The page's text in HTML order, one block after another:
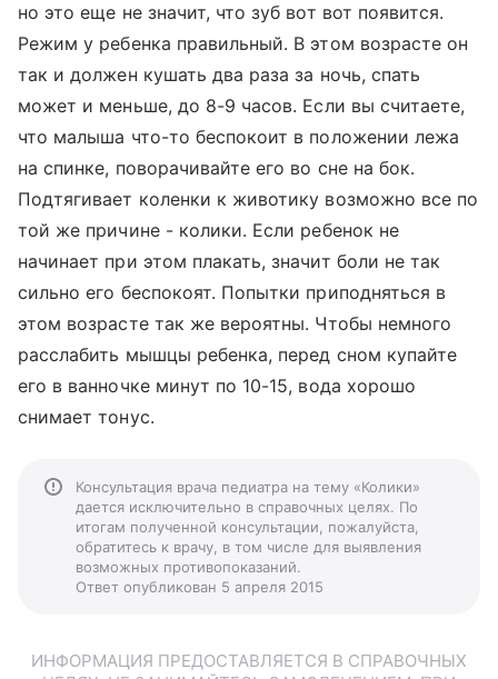
но это еще не значит, что зуб вот вот появится.
Режим у ребенка правильный. В этом возрасте он
так и должен кушать два раза за ночь, спать
может и меньше, до 8-9 часов. Если вы считаете,
что малыша что-то беспокоит в положении лежа
на спинке, поворачивайте его во сне на бок.
Подтягивает коленки к животику возможно все по
той же причине - колики. Если ребенок не
начинает при этом плакать, значит боли не так
сильно его беспокоят. Попытки приподняться в
этом возрасте так же вероятны. Чтобы немного
расслабить мышцы ребенка, перед сном купайте
его в ванночке минут по 10-15, вода хорошо
снимает тонус.
Консультация врача педиатра на тему «Колики»
дается исключительно в справочных целях. По
итогам полученной консультации, пожалуйста,
обратитесь к врачу, в том числе для выявления
возможных противопоказаний.
Ответ опубликован 5 апреля 2015
ИНФОРМАЦИЯ ПРЕДОСТАВЛЯЕТСЯ В СПРАВОЧНЫХ